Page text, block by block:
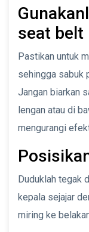
seat belt
Pastikan untuk
sehingga sabuk
Jangan biarkan
lengan atau di
mengurangi
Duduklah tegak
kepala sejajar
miring ke